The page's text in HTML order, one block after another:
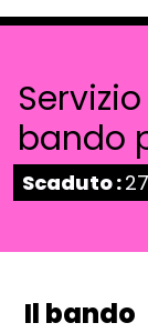
bando
Stato:
Scaduto :
Il bando